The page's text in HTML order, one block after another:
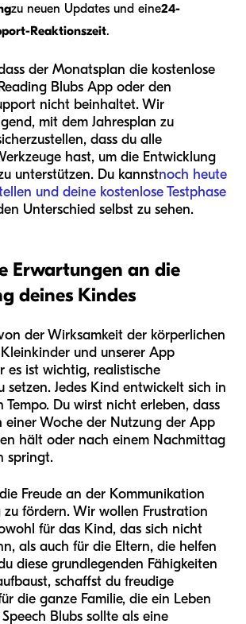
zu neuen Updates und eine24-
Reaktionszeit.
der Monatsplan die kostenlose
Blubs App oder den
nicht beinhaltet. Wir
mit dem Jahresplan zu
dass du alle
hast, um die Entwicklung
unterstützen. Du kannstnoch heute
und deine kostenlose Testphase
Unterschied selbst zu sehen.
Erwartungen an die
deines Kindes
der Wirksamkeit der körperlichen
und unserer App
es ist wichtig, realistische
setzen. Jedes Kind entwickelt sich in
Tempo. Du wirst nicht erleben, dass
einer Woche der Nutzung der App
hält oder nach einem Nachmittag
springt.
Freude an der Kommunikation
zu fördern. Wir wollen Frustration
für das Kind, das sich nicht
als auch für die Eltern, die helfen
diese grundlegenden Fähigkeiten
schaffst du freudige
die ganze Familie, die ein Leben
Blubs sollte als eine